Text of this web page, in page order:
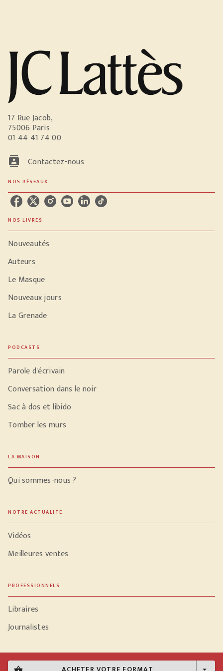
17 Rue Jacob,
75006 Paris
01 44 41 74 00
contacts Contactez-nous
NOS RÉSEAUX
NOS LIVRES
Nouveautés
Auteurs
Le Masque
Nouveaux jours
La Grenade
PODCASTS
Parole d'écrivain
Conversation dans le noir
Sac à dos et libido
Tomber les murs
LA MAISON
Qui sommes-nous ?
NOTRE ACTUALITÉ
Vidéos
Meilleures ventes
PROFESSIONNELS
Libraires
Journalistes